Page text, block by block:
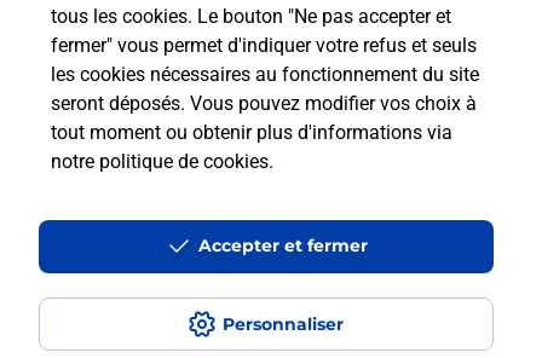
tous les cookies. Le bouton "Ne pas accepter et
fermer" vous permet d'indiquer votre refus et seuls
les cookies nécessaires au fonctionnement du site
seront déposés. Vous pouvez modifier vos choix à
tout moment ou obtenir plus d'informations via
notre politique de cookies.
Personnaliser
Accepter et fermer
Comment retourner un colis acheté
en ligne depuis votre boîte aux lettres
Comment envoyer un colis ou faire un
retour chez un e-commerçant sans se
déplacer ?
Envoyer un petit colis au meilleur